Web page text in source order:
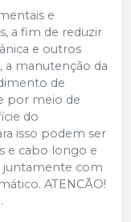
e
a fim de reduzir
e outros
a manutenção da
de
por meio de
do
isso podem ser
e cabo longo e
juntamente com
ATENCÃO!